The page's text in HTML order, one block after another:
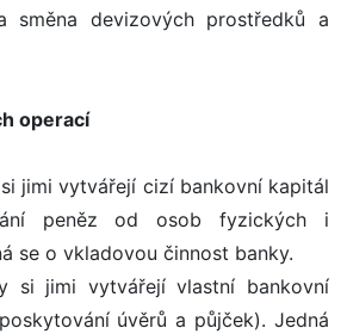
směna devizových prostředků a
operací
jimi vytvářejí cizí bankovní kapitál
peněz od osob fyzických i
se o vkladovou činnost banky.
si jimi vytvářejí vlastní bankovní
úvěrů a půjček). Jedná